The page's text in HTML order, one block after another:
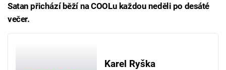
Satan přichází běží na COOLu každou neděli po desáté
večer.
Karel Ryška